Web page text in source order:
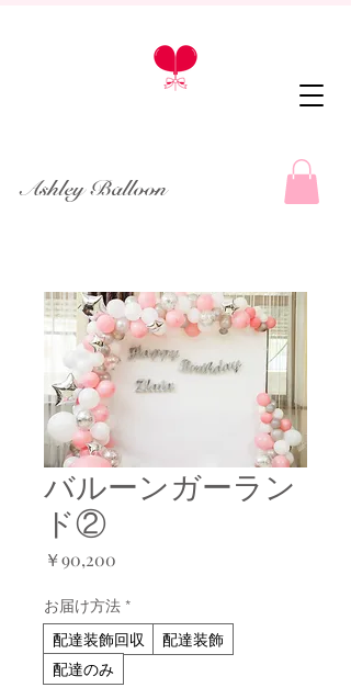
Ashley Balloon
バルーンガーラン
ド②
￥90,200
お届け方法 *
配達装飾回収
配達装飾
配達のみ